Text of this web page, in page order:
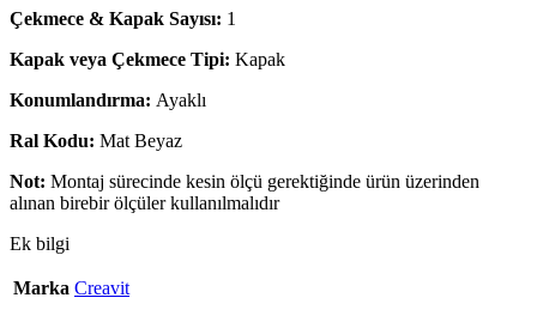
Çekmece & Kapak Sayısı: 1
Kapak veya Çekmece Tipi: Kapak
Konumlandırma: Ayaklı
Ral Kodu: Mat Beyaz
Not: Montaj sürecinde kesin ölçü gerektiğinde ürün üzerinden
alınan birebir ölçüler kullanılmalıdır
Ek bilgi
Marka Creavit